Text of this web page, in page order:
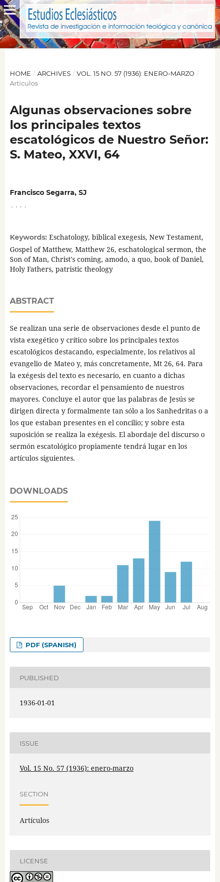
HOME / ARCHIVES / VOL. 15 NO. 57 (1936): ENERO-MARZO /
Artículos
Algunas observaciones sobre
los principales textos
escatológicos de Nuestro Señor:
S. Mateo, XXVI, 64
Francisco Segarra, SJ
Keywords: Eschatology, biblical exegesis, New Testament,
Gospel of Matthew, Matthew 26, eschatological sermon, the
Son of Man, Christ's coming, amodo, a quo, book of Daniel,
Holy Fathers, patristic theology
ABSTRACT
Se realizan una serie de observaciones desde el punto de
vista exegético y crítico sobre los principales textos
escatológicos destacando, especialmente, los relativos al
evangelio de Mateo y, más concretamente, Mt 26, 64. Para
la exégesis del texto es necesario, en cuanto a dichas
observaciones, recordar el pensamiento de nuestros
mayores. Concluye el autor que las palabras de Jesús se
dirigen directa y formalmente tan sólo a los Sanhedritas o a
los que estaban presentes en el concilio; y sobre esta
suposición se realiza la exégesis. El abordaje del discurso o
sermón escatológico propiamente tendrá lugar en los
artículos siguientes.
DOWNLOADS
PDF (SPANISH)
PUBLISHED
1936-01-01
ISSUE
Vol. 15 No. 57 (1936): enero-marzo
SECTION
Artículos
LICENSE